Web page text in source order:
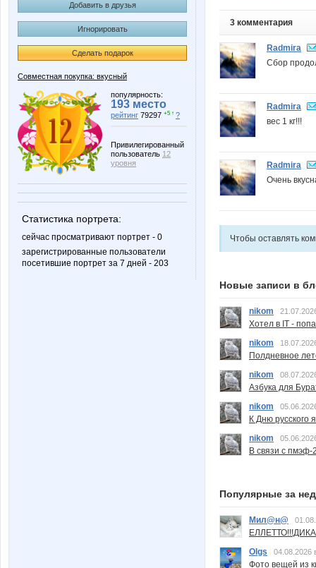
Добавить в друзья
Игнорировать
Сделать подарок
Совместная покупка: вкусный
популярность:
193 место
рейтинг 79297 +5 ↑ ?
Привилегированный
пользователь 12
уровня
Статистика портрета:
сейчас просматривают портрет - 0
зарегистрированные пользователи
посетившие портрет за 7 дней - 203
3 комментария
Radmira
Сбор
Radmira
вес 1 кг!!!
Radmira
Очень
Чтобы оставлять
Новые записи в
nikom
Хотел в IT -
nikom
Полдневное
nikom
Азбука для
nikom
К Дню русского
nikom
В связи с пмэф-
Популярные за
Мил@н@
Olgs
04.08.2026
Фото вещей из